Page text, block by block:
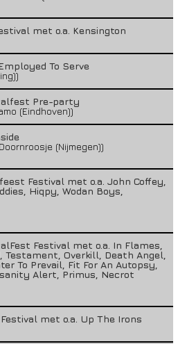
met o.a. Kensington
To Serve
Pre-party
(Eindhoven))
(Nijmegen))
Festival met o.a. John Coffey,
Hiqpy, Wodan Boys,
Festival met o.a. In Flames,
Testament, Overkill, Death Angel,
To Prevail, Fit For An Autopsy,
Alert, Primus, Necrot
met o.a. Up The Irons